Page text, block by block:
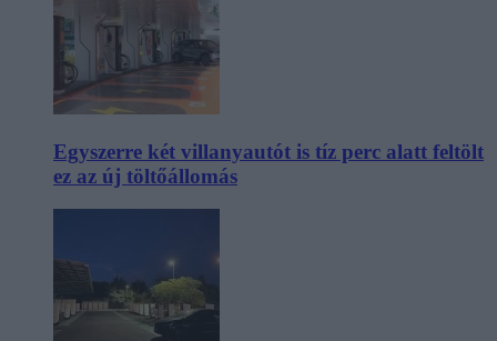
Egyszerre két villanyautót is tíz perc alatt feltölt
ez az új töltőállomás